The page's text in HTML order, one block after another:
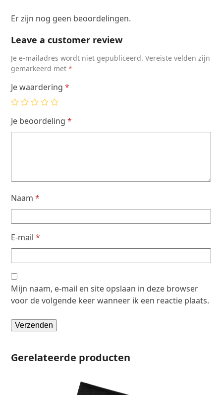
Er zijn nog geen beoordelingen.
Leave a customer review
Je e-mailadres wordt niet gepubliceerd. Vereiste velden zijn
gemarkeerd met*
Je waardering*
Je beoordeling*
Naam*
E-mail*
Mijn naam, e-mail en site opslaan in deze browser
voor de volgende keer wanneer ik een reactie plaats.
Gerelateerde producten